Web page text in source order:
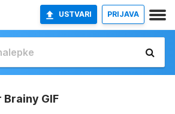
USTVARI PRIJAVA
GIF